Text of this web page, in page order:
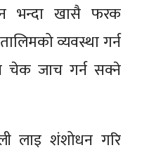
भन्दा खासै फरक
व्यवस्था गर्न
चेक जाच गर्न सक्ने
लाइ शंशोधन गरि